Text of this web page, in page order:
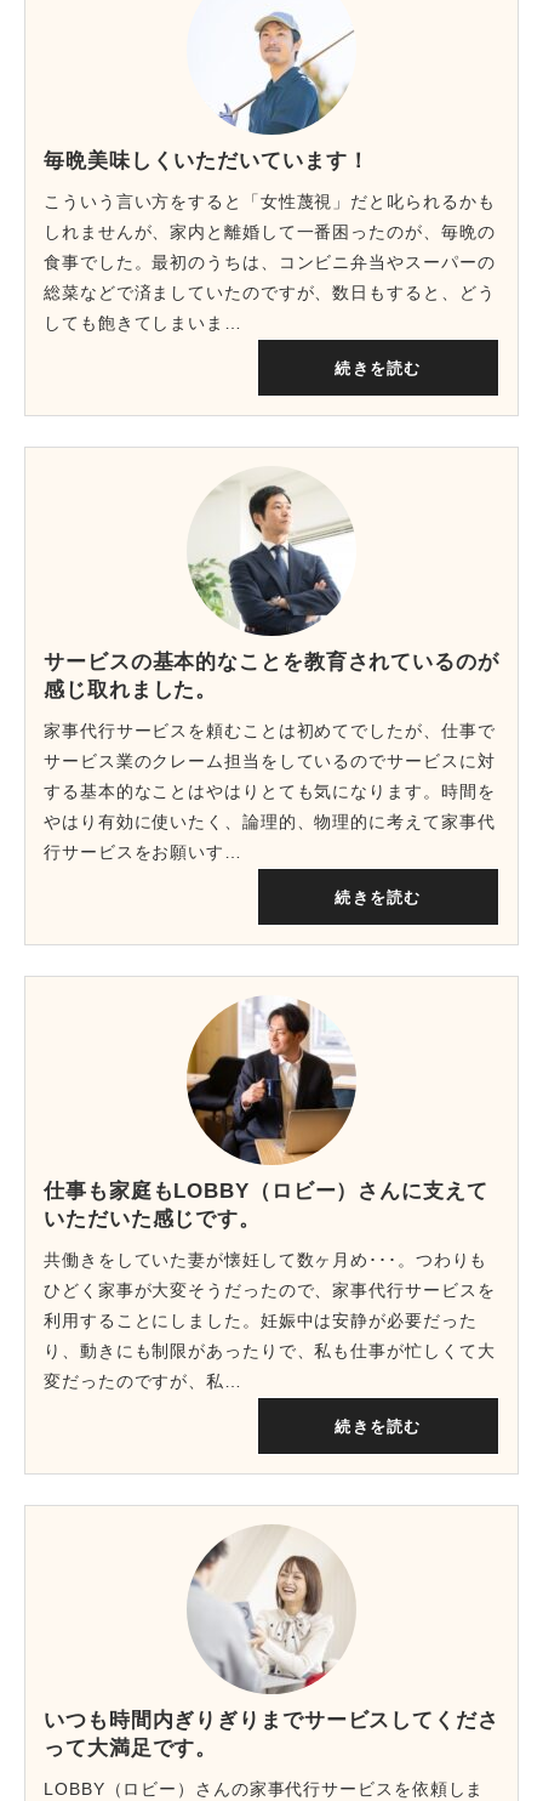
毎晩美味しくいただいています！
こういう言い方をすると「女性蔑視」だと叱られるかも
しれませんが、家内と離婚して一番困ったのが、毎晩の
食事でした。最初のうちは、コンビニ弁当やスーパーの
総菜などで済ましていたのですが、数日もすると、どう
しても飽きてしまいま…
続きを読む
サービスの基本的なことを教育されているのが
感じ取れました。
家事代行サービスを頼むことは初めてでしたが、仕事で
サービス業のクレーム担当をしているのでサービスに対
する基本的なことはやはりとても気になります。時間を
やはり有効に使いたく、論理的、物理的に考えて家事代
行サービスをお願いす…
続きを読む
仕事も家庭もLOBBY（ロビー）さんに支えて
いただいた感じです。
共働きをしていた妻が懐妊して数ヶ月め･･･。つわりも
ひどく家事が大変そうだったので、家事代行サービスを
利用することにしました。妊娠中は安静が必要だった
り、動きにも制限があったりで、私も仕事が忙しくて大
変だったのですが、私…
続きを読む
いつも時間内ぎりぎりまでサービスしてくださ
って大満足です。
LOBBY（ロビー）さんの家事代行サービスを依頼しま